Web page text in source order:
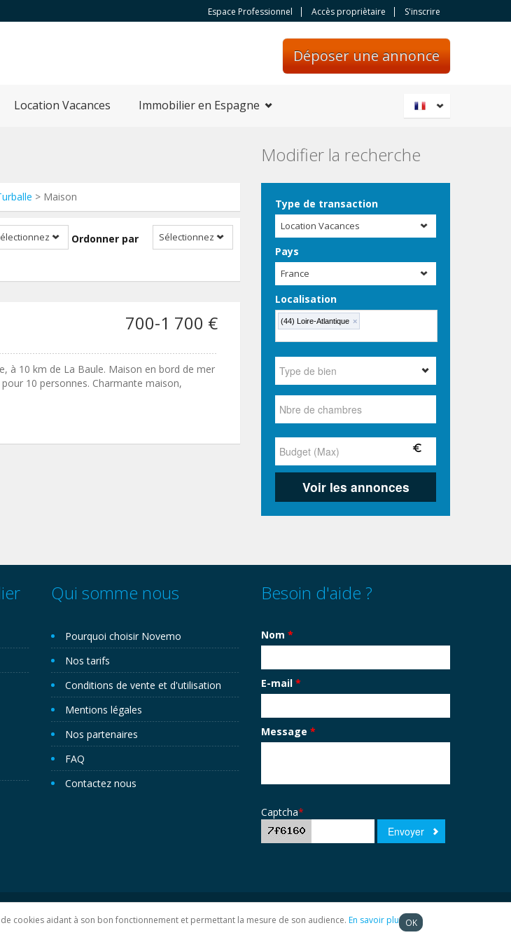
Espace Professionnel Accès propriètaire S'inscrire
Déposer une annonce
Location Vacances Immobilier en Espagne
> Maison
Ordonner par Sélectionnez
700-1 700 €
à 10 km de La Baule. Maison en bord de mer
10 personnes. Charmante maison,
Modifier la recherche
Type de transaction
Location Vacances
Pays
France
Localisation
(44) Loire-Atlantique ×
Qui somme nous
Pourquoi choisir Novemo
Nos tarifs
Conditions de vente et d'utilisation
Mentions légales
Nos partenaires
FAQ
Contactez nous
Besoin d'aide ?
Nom *
E-mail *
Message *
Captcha*
cookies aidant à son bon fonctionnement et permettant la mesure de son audience. En savoir plus OK